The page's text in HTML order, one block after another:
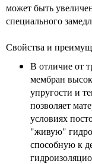
может быть
специального
Свойства и
В отличие от
мембран
упругости и
позволяет
условиях
"живую"
способную к